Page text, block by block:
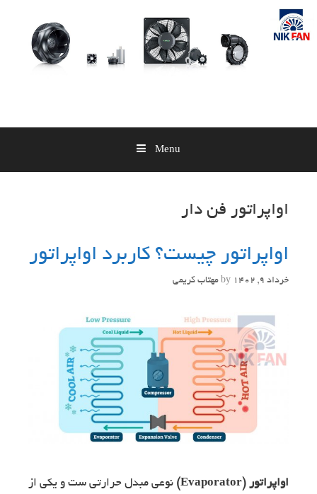
Skip
content
Menu
اواپراتور فن دار
اواپراتور چیست؟ کاربرد اواپراتور
خرداد 9, 1402 by مهتاب کریمی
اواپراتور (Evaporator)
نوعی مبدل حرارتی ست و یکی از